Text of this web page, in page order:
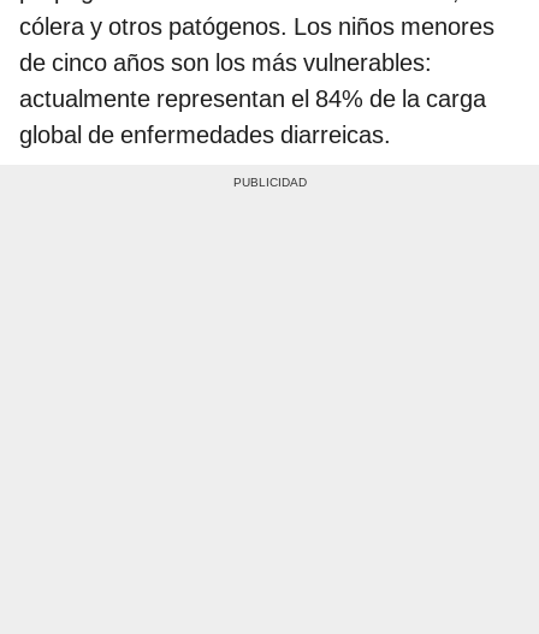
cólera y otros patógenos. Los niños menores
de cinco años son los más vulnerables:
actualmente representan el 84% de la carga
global de enfermedades diarreicas.